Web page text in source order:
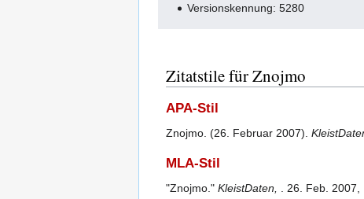
Versionskennung: 5280
Zitatstile für Znojmo
APA-Stil
Znojmo. (26. Februar 2007).
MLA-Stil
"Znojmo." KleistDaten, . 26. Feb.